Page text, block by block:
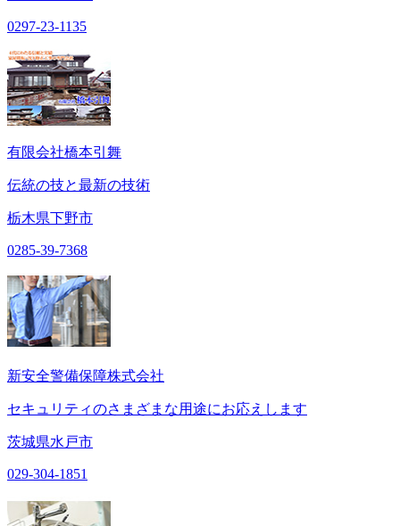
0297-23-1135
有限会社橋本引舞
伝統の技と最新の技術
栃木県下野市
0285-39-7368
新安全警備保障株式会社
セキュリティのさまざまな用途にお応えします
茨城県水戸市
029-304-1851